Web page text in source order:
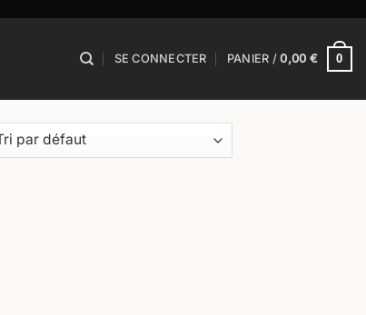
SE CONNECTER PANIER /0,00 € 0